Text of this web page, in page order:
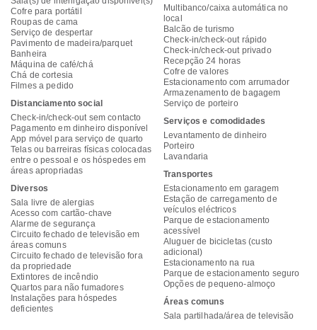
Cofre para portátil
Roupas de cama
Serviço de despertar
Pavimento de madeira/parquet
Banheira
Máquina de café/chá
Chá de cortesia
Filmes a pedido
Distanciamento social
Check-in/check-out sem contacto
Pagamento em dinheiro disponível
App móvel para serviço de quarto
Telas ou barreiras físicas colocadas
entre o pessoal e os hóspedes em
áreas apropriadas
Diversos
Sala livre de alergias
Acesso com cartão-chave
Alarme de segurança
Circuito fechado de televisão em
áreas comuns
Circuito fechado de televisão fora
da propriedade
Extintores de incêndio
Quartos para não fumadores
Instalações para hóspedes
deficientes
Multibanco/caixa automática no
local
Balcão de turismo
Check-in/check-out rápido
Check-in/check-out privado
Recepção 24 horas
Cofre de valores
Estacionamento com arrumador
Armazenamento de bagagem
Serviço de porteiro
Serviços e comodidades
Levantamento de dinheiro
Porteiro
Lavandaria
Transportes
Estacionamento em garagem
Estação de carregamento de
veículos eléctricos
Parque de estacionamento
acessível
Aluguer de bicicletas (custo
adicional)
Estacionamento na rua
Parque de estacionamento seguro
Opções de pequeno-almoço
Áreas comuns
Sala partilhada/área de televisão